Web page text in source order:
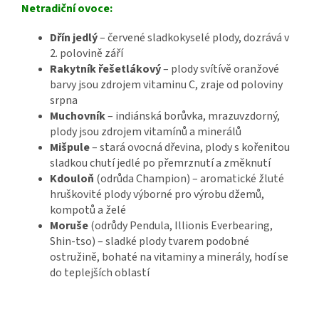
Netradiční ovoce:
Dřín jedlý– červené sladkokyselé plody, dozrává v
2. polovině září
Rakytník řešetlákový– plody svítívě oranžové
barvy jsou zdrojem vitaminu C, zraje od poloviny
srpna
Muchovník– indiánská borůvka, mrazuvzdorný,
plody jsou zdrojem vitamínů a minerálů
Mišpule– stará ovocná dřevina, plody s kořenitou
sladkou chutí jedlé po přemrznutí a změknutí
Kdouloň (odrůda Champion) – aromatické žluté
hruškovité plody výborné pro výrobu džemů,
kompotů a želé
Moruše(odrůdy Pendula, Illionis Everbearing,
Shin-tso) – sladké plody tvarem podobné
ostružině, bohaté na vitaminy a minerály, hodí se
do teplejších oblastí